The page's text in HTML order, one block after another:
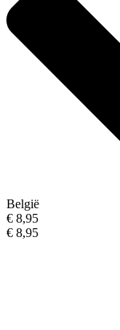
België
€ 8,95
€ 8,95